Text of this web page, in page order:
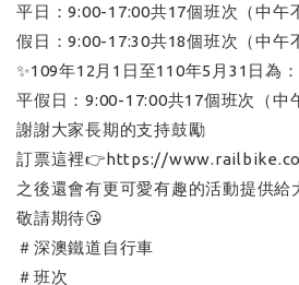
平日：9:00-17:00共17個班次（中午
假日：9:00-17:30共18個班次（中午
✨109年12月1日至110年5月31日為：
平假日：9:00-17:00共17個班次（中
謝謝大家長期的支持鼓勵
訂票這裡👉https://
之後還會有更可愛有趣的活動提供給
敬請期待😘
＃深澳鐵道自行車
＃班次